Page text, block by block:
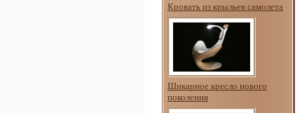
Кровать из крыльев самолета
Шикарное кресло нового
поколения